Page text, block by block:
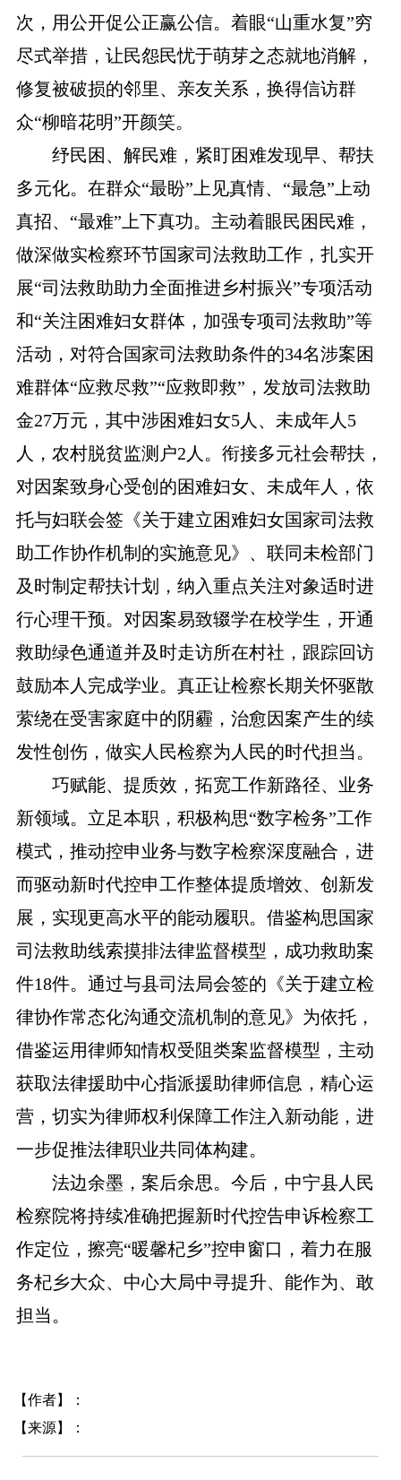
次，用公开促公正赢公信。着眼“山重水复”穷
尽式举措，让民怨民忧于萌芽之态就地消解，
修复被破损的邻里、亲友关系，换得信访群
众“柳暗花明”开颜笑。
纾民困、解民难，紧盯困难发现早、帮扶
多元化。在群众“最盼”上见真情、“最急”上动
真招、“最难”上下真功。主动着眼民困民难，
做深做实检察环节国家司法救助工作，扎实开
展“司法救助助力全面推进乡村振兴”专项活动
和“关注困难妇女群体，加强专项司法救助”等
活动，对符合国家司法救助条件的34名涉案困
难群体“应救尽救”“应救即救”，发放司法救助
金27万元，其中涉困难妇女5人、未成年人5
人，农村脱贫监测户2人。衔接多元社会帮扶，
对因案致身心受创的困难妇女、未成年人，依
托与妇联会签《关于建立困难妇女国家司法救
助工作协作机制的实施意见》、联同未检部门
及时制定帮扶计划，纳入重点关注对象适时进
行心理干预。对因案易致辍学在校学生，开通
救助绿色通道并及时走访所在村社，跟踪回访
鼓励本人完成学业。真正让检察长期关怀驱散
萦绕在受害家庭中的阴霾，治愈因案产生的续
发性创伤，做实人民检察为人民的时代担当。
巧赋能、提质效，拓宽工作新路径、业务
新领域。立足本职，积极构思“数字检务”工作
模式，推动控申业务与数字检察深度融合，进
而驱动新时代控申工作整体提质增效、创新发
展，实现更高水平的能动履职。借鉴构思国家
司法救助线索摸排法律监督模型，成功救助案
件18件。通过与县司法局会签的《关于建立检
律协作常态化沟通交流机制的意见》为依托，
借鉴运用律师知情权受阻类案监督模型，主动
获取法律援助中心指派援助律师信息，精心运
营，切实为律师权利保障工作注入新动能，进
一步促推法律职业共同体构建。
法边余墨，案后余思。今后，中宁县人民
检察院将持续准确把握新时代控告申诉检察工
作定位，擦亮“暖馨杞乡”控申窗口，着力在服
务杞乡大众、中心大局中寻提升、能作为、敢
担当。
【作者】：
【来源】：